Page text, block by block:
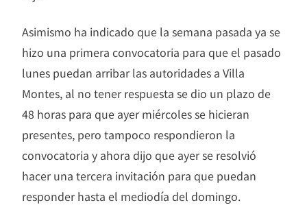
Asimismo ha indicado que la semana pasada ya se
hizo una primera convocatoria para que el pasado
lunes puedan arribar las autoridades a Villa
Montes, al no tener respuesta se dio un plazo de
48 horas para que ayer miércoles se hicieran
presentes, pero tampoco respondieron la
convocatoria y ahora dijo que ayer se resolvió
hacer una tercera invitación para que puedan
responder hasta el mediodía del domingo.